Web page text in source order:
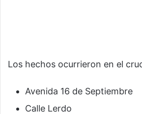
Los hechos ocurrieron en el
Avenida 16 de Septiembre
Calle Lerdo